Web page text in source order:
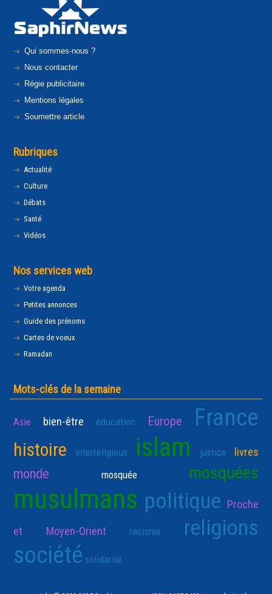
Qui sommes-nous ?
Nous contacter
Régie publicitaire
Mentions légales
Soumettre article
Rubriques
Actualité
Culture
Débats
Santé
Vidéos
Nos services web
Votre agenda
Petites annonces
Guide des prénoms
Cartes de voeux
Ramadan
Mots-clés de la semaine
Asie bien-être éducation Europe France
histoire interreligieux islam justice livres
monde mosquée mosquées
musulmans politique Proche
et Moyen-Orient
racisme religions
société solidarité